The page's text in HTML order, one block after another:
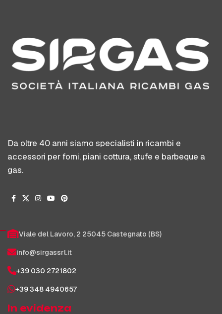
Da oltre 40 anni siamo specialisti in ricambi e
accessori per forni, piani cottura, stufe e barbeque a
gas.
Viale del Lavoro, 2 25045 Castegnato (BS)
info@sirgassrl.it
+39 030 2721802
+39 348 4940657
In evidenza